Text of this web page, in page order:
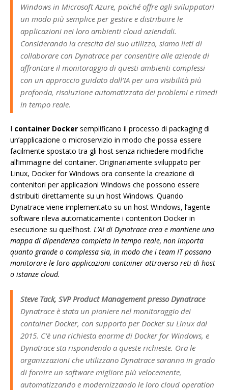
Windows in Microsoft Azure, poiché offre agli sviluppatori
un modo più semplice per gestire e distribuire le
applicazioni nei loro ambienti cloud aziendali.
Considerando la crescita del suo utilizzo, siamo lieti di
collaborare con Dynatrace per consentire alle aziende di
affrontare il monitoraggio di questi ambienti complessi
con un approccio guidato dall’IA per una visibilità più
profonda, risoluzione automatizzata dei problemi e rimedi
in tempo reale.
I container Docker semplificano il processo di packaging di
un’applicazione o microservizio in modo che possa essere
facilmente spostato tra gli host senza richiedere modifiche
all’immagine del container. Originariamente sviluppato per
Linux, Docker for Windows ora consente la creazione di
contenitori per applicazioni Windows che possono essere
distribuiti direttamente su un host Windows. Quando
Dynatrace viene implementato su un host Windows, l’agente
software rileva automaticamente i contenitori Docker in
esecuzione su quell’host. L’AI di Dynatrace crea e mantiene una
mappa di dipendenza completa in tempo reale, non importa
quanto grande o complessa sia, in modo che i team IT possano
monitorare le loro applicazioni container attraverso reti di host
o istanze cloud.
Steve Tack, SVP Product Management presso Dynatrace
Dynatrace è stata un pioniere nel monitoraggio dei
container Docker, con supporto per Docker su Linux dal
2015. C’è una richiesta enorme di Docker for Windows, e
Dynatrace sta rispondendo a queste richieste. Ora le
organizzazioni che utilizzano Dynatrace saranno in grado
di fornire un software migliore più velocemente,
automatizzando e modernizzando le loro cloud operation